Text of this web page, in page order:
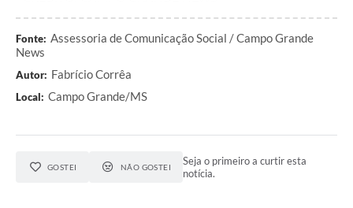
Fonte: Assessoria de Comunicação Social / Campo Grande
News
Autor: Fabrício Corrêa
Local: Campo Grande/MS
GOSTEI NÃO GOSTEI
Seja o primeiro a curtir esta
notícia.